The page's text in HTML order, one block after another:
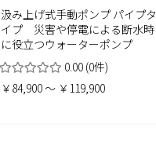
汲み上げ式手動ポンプ パイプタ
イプ 災害や停電による断水時
に役立つウォーターポンプ
0.00 (0件)
￥84,900 ～ ￥119,900